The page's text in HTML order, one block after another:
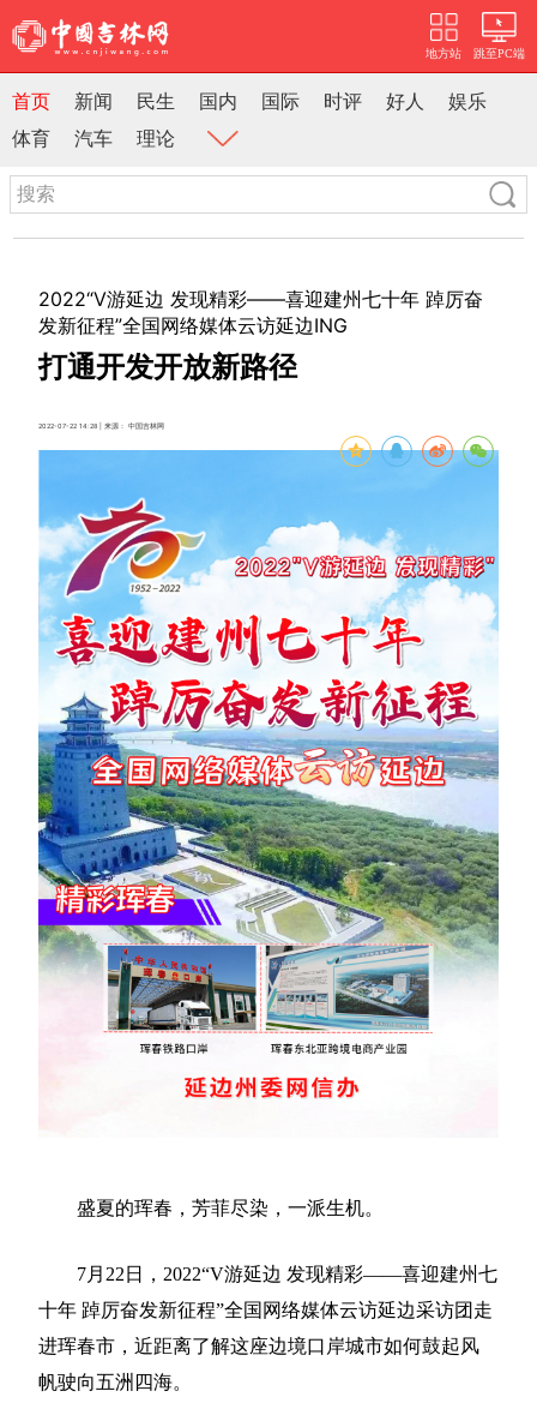
地方站 跳至PC端
首页 新闻 民生 国内 国际 时评 好人
娱乐
体育
汽车 理论
2022“V游延边 发现精彩——喜迎建州七十年 踔厉奋
发新征程”全国网络媒体云访延边ING
打通开发开放新路径
2022-07-22 14:28 | 来源： 中国吉林网
盛夏的珲春，芳菲尽染，一派生机。
7月22日，2022“V游延边 发现精彩——喜迎建州七
十年 踔厉奋发新征程”全国网络媒体云访延边采访团走
进珲春市，近距离了解这座边境口岸城市如何鼓起风
帆驶向五洲四海。